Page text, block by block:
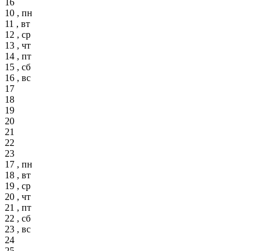
10 , пн
11 , вт
12 , ср
13 , чт
14 , пт
15 , сб
16 , вс
17
18
19
20
21
22
23
17 , пн
18 , вт
19 , ср
20 , чт
21 , пт
22 , сб
23 , вс
24